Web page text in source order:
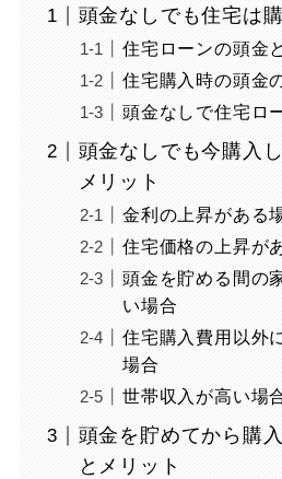
頭金なしでも住宅は
住宅ローンの頭金
住宅購入時の頭金
頭金なしで住宅ロ
頭金なしでも今購入
メリット
金利の上昇がある
住宅価格の上昇が
頭金を貯める間の
い場合
住宅購入費用以外
場合
世帯収入が高い場
頭金を貯めてから購
とメリット